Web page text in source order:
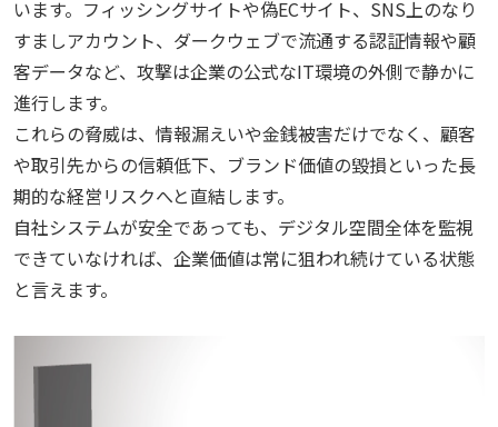
います。フィッシングサイトや偽ECサイト、SNS上のなり
すましアカウント、ダークウェブで流通する認証情報や顧
客データなど、攻撃は企業の公式なIT環境の外側で静かに
進行します。
これらの脅威は、情報漏えいや金銭被害だけでなく、顧客
や取引先からの信頼低下、ブランド価値の毀損といった長
期的な経営リスクへと直結します。
自社システムが安全であっても、デジタル空間全体を監視
できていなければ、企業価値は常に狙われ続けている状態
と言えます。